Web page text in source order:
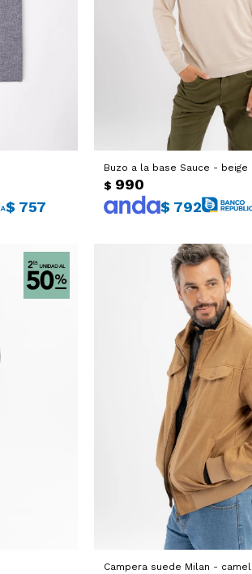
$ 757
Buzo a la base Sauce - beige
$ 990
$ 792
Campera suede Milan - camel